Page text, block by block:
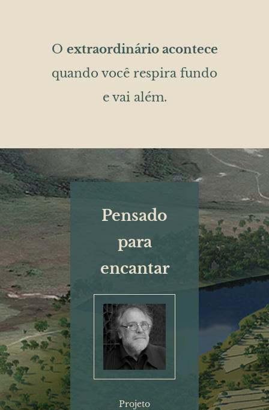
O extraordinário acontece
quando você respira fundo
e vai além.
Pensado
para
encantar
Projeto